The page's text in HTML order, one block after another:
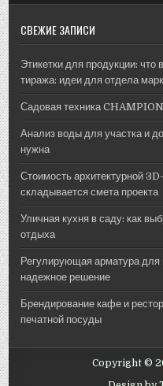
СВЕЖИЕ ЗАПИСИ
Этикетки для продукции:
тиража: идеи для отдела
Садовая техника
Анализ воды для участка и
нужна
Стоимость архитектурной
складывается смета проекта
Уличная кухня в саду: как
отдыха
Регулирующая арматура для
надежное решение
Брендирование кафе и
печатной посуды
Copyright ©